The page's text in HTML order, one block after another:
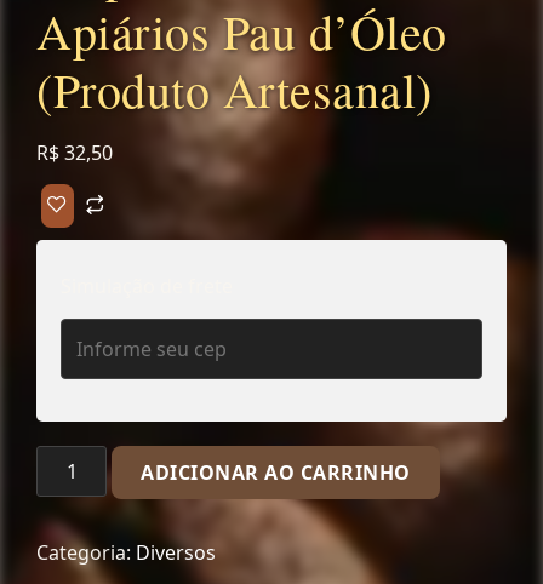
Apiários Pau d’Óleo
(Produto Artesanal)
R$32,50
ADICIONAR AO CARRINHO
Categoria: Diversos